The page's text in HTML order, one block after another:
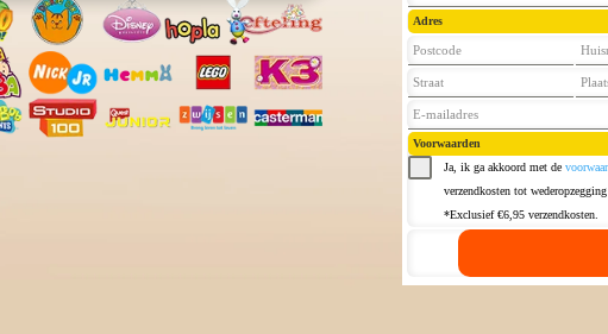
Adres
Voorwaarden
Ja, ik ga akkoord met de
verzendkosten tot
*Exclusief €6,95 verzendkosten.